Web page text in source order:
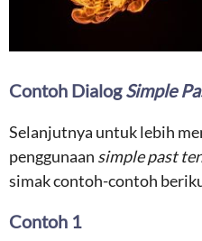
Contoh DialogSimple
Selanjutnya untuk lebih
penggunaan simple past
simak contoh-contoh
Contoh 1